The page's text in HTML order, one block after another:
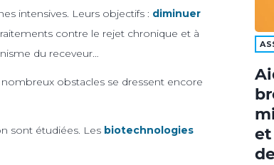
intensives. Leurs objectifs : diminuer
contre le rejet chronique et à
du receveur…
obstacles se dressent encore
sont étudiées. Les biotechnologies
et